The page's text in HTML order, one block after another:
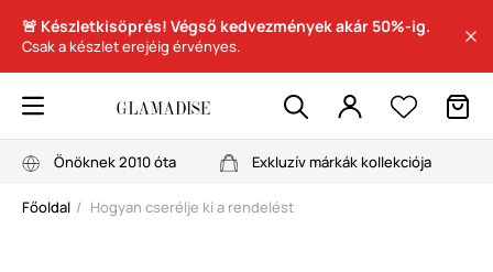
🚨 Készletkisöprés! Végső kedvezmények akár 50%-ig.
Csak a készlet erejéig érvényes.
Önöknek 2010 óta Exkluzív márkák kollekciója
Főoldal Hogyan cserélje ki a rendelést